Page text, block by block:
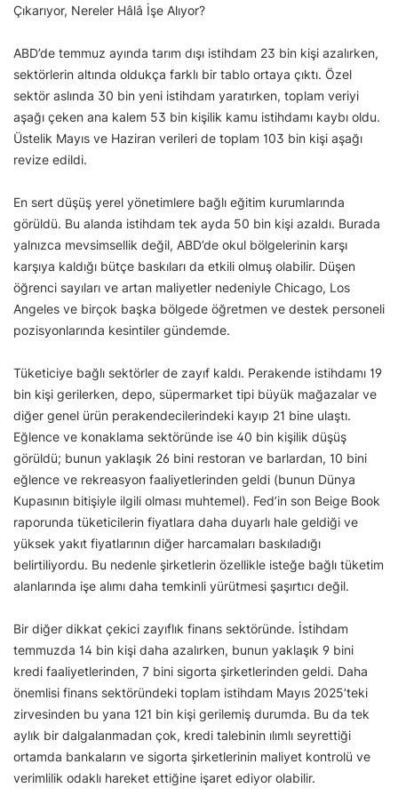
Çıkarıyor, Nereler Hâlâ İşe Alıyor?
ABD’de temmuz ayında tarım dışı istihdam 23 bin kişi azalırken,
sektörlerin altında oldukça farklı bir tablo ortaya çıktı. Özel
sektör aslında 30 bin yeni istihdam yaratırken, toplam veriyi
aşağı çeken ana kalem 53 bin kişilik kamu istihdamı kaybı oldu.
Üstelik Mayıs ve Haziran verileri de toplam 103 bin kişi aşağı
revize edildi.
En sert düşüş yerel yönetimlere bağlı eğitim kurumlarında
görüldü. Bu alanda istihdam tek ayda 50 bin kişi azaldı. Burada
yalnızca mevsimsellik değil, ABD’de okul bölgelerinin karşı
karşıya kaldığı bütçe baskıları da etkili olmuş olabilir. Düşen
öğrenci sayıları ve artan maliyetler nedeniyle Chicago, Los
Angeles ve birçok başka bölgede öğretmen ve destek personeli
pozisyonlarında kesintiler gündemde.
Tüketiciye bağlı sektörler de zayıf kaldı. Perakende istihdamı 19
bin kişi gerilerken, depo, süpermarket tipi büyük mağazalar ve
diğer genel ürün perakendecilerindeki kayıp 21 bine ulaştı.
Eğlence ve konaklama sektöründe ise 40 bin kişilik düşüş
görüldü; bunun yaklaşık 26 bini restoran ve barlardan, 10 bini
eğlence ve rekreasyon faaliyetlerinden geldi (bunun Dünya
Kupasının bitişiyle ilgili olması muhtemel). Fed’in son Beige Book
raporunda tüketicilerin fiyatlara daha duyarlı hale geldiği ve
yüksek yakıt fiyatlarının diğer harcamaları baskıladığı
belirtiliyordu. Bu nedenle şirketlerin özellikle isteğe bağlı tüketim
alanlarında işe alımı daha temkinli yürütmesi şaşırtıcı değil.
Bir diğer dikkat çekici zayıflık finans sektöründe. İstihdam
temmuzda 14 bin kişi daha azalırken, bunun yaklaşık 9 bini
kredi faaliyetlerinden, 7 bini sigorta şirketlerinden geldi. Daha
önemlisi finans sektöründeki toplam istihdam Mayıs 2025’teki
zirvesinden bu yana 121 bin kişi gerilemiş durumda. Bu da tek
aylık bir dalgalanmadan çok, kredi talebinin ılımlı seyrettiği
ortamda bankaların ve sigorta şirketlerinin maliyet kontrolü ve
verimlilik odaklı hareket ettiğine işaret ediyor olabilir.